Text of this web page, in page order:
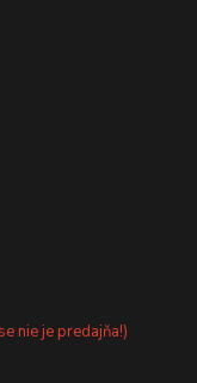
nie je predajňa!)